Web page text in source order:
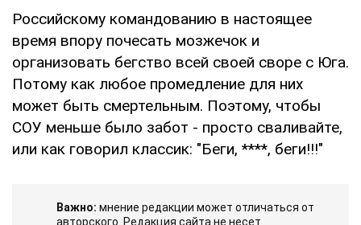
Российскому командованию в настоящее
время впору почесать мозжечок и
организовать бегство всей своей своре с Юга.
Потому как любое промедление для них
может быть смертельным. Поэтому, чтобы
СОУ меньше было забот - просто сваливайте,
или как говорил классик: "Беги, ****, беги!!!"
Важно: мнение редакции может отличаться от
авторского. Редакция сайта не несет